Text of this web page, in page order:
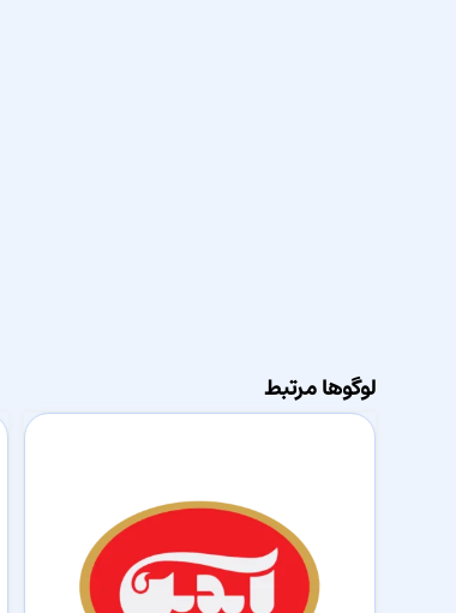
لوگوها مرتبط